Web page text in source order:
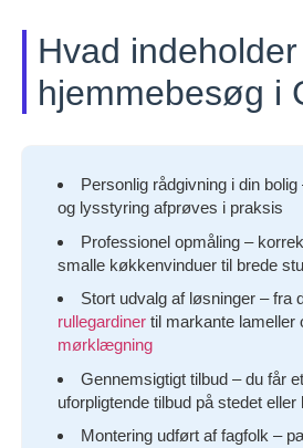
Hvad
hjemmebesøg i
Personlig rådgivning i din
og lysstyring afprøves i praksis
Professionel opmåling –
smalle køkkenvinduer til brede
Stort udvalg af løsninger – fra
rullegardiner til markante lameller
mørklægning
Gennemsigtigt tilbud – du får
uforpligtende tilbud på stedet eller
Montering udført af fagfolk –